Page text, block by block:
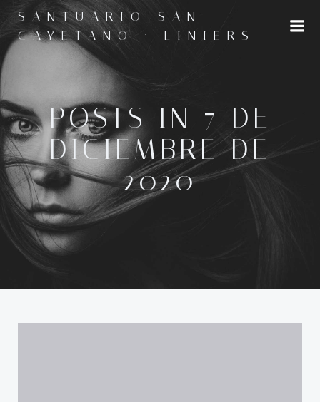
al
contenido
SANTUARIO SAN
CAYETANO · LINIERS
POSTS IN 7 DE
DICIEMBRE DE
2020